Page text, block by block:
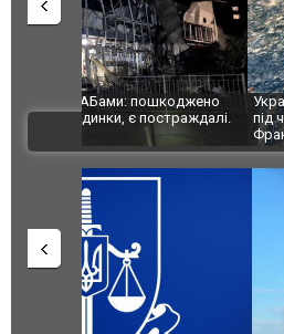
Українські надзвичайники
під час ліквідації
ВІДЕО